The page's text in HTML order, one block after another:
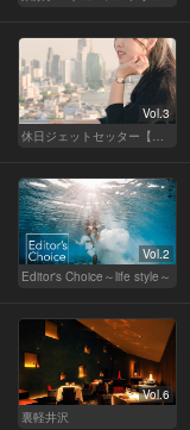
Vol.3
Vol.2
Editor's Choice～life style～
Vol.6
裏軽井沢